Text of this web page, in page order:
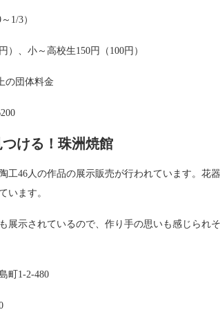
1/3）
）、小～高校生150円（100円）
団体料金
ける！珠洲焼館
工46人の作品の展示販売が行われています。花
います。
展示されているので、作り手の思いも感じられ
町1-2-480